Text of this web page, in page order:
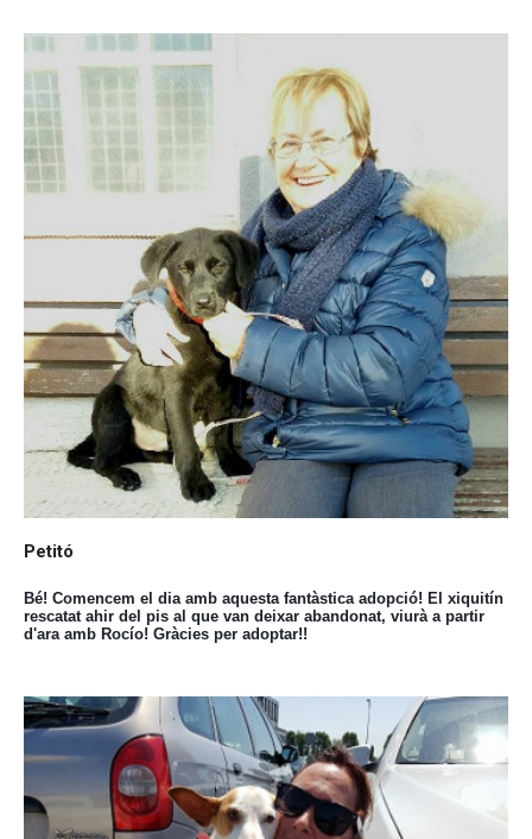
Petitó
Bé! Comencem el dia amb aquesta fantàstica adopció! El xiquitín
rescatat ahir del pis al que van deixar abandonat, viurà a partir
d'ara amb Rocío! Gràcies per adoptar!!